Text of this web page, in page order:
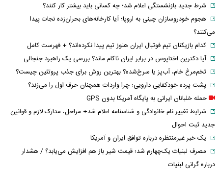
شرط جدید بازنشستگی اعلام شد؛ چه کسانی باید بیشتر کار کنند؟
هجوم خودروسازان چینی به اروپا؛ آیا کارخانه‌های بحران‌زده نجات پیدا
می‌کنند؟
کدام بازیکنان تیم فوتبال ایران هنوز تیم پیدا نکرده‌اند؟ + فهرست کامل
آیا دکترین اختاپوس در برابر ایران ناکام ماند؟ بررسی یک راهبرد جنجالی
تخم‌مرغ خام، آب‌پز یا سرخ‌شده؟ بهترین روش برای جذب پروتئین چیست؟
پشت پرده خودکفایی دارویی؛ چرا واردات همچنان حرف اول را می‌زند؟
حمله خلبانان ایرانی به پایگاه آمریکا بدون GPS
شرایط تغییر نام خانوادگی و شناسنامه اعلام شد+ مراحل، مدارک لازم و قوانین
جدید ثبت احوال
یک خبر غیرمنتظره درباره توافق ایران و آمریکا
مصرف لبنیات یک‌چهارم شد؛ قیمت شیر باز هم افزایش می‌یابد؟ / هشدار
درباره گرانی لبنیات